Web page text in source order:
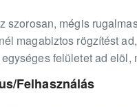
szorosan, mégis
magabiztos rögzítést
felületet ad elöl,
Felhasználás